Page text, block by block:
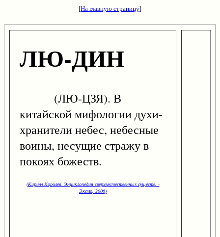
[На главную страницу]
ЛЮ-ДИН
(ЛЮ-ЦЗЯ). В
китайской мифологии духи-
хранители небес, небесные
воины, несущие стражу в
покоях божеств.
(Кирилл Королев. Энциклопедия сверхъестественных существ. -
Эксмо, 2006)